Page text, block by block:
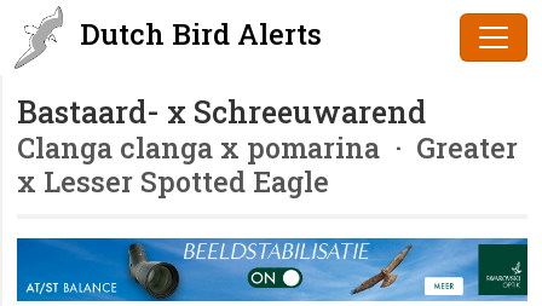
Dutch Bird Alerts
Bastaard- x Schreeuwarend
Clanga clanga x pomarina · Greater
x Lesser Spotted Eagle